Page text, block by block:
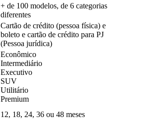
+ de 100 modelos, de 6 categorias
diferentes
Cartão de crédito (pessoa física) e
boleto e cartão de crédito para PJ
(Pessoa jurídica)
Econômico
Intermediário
Executivo
SUV
Utilitário
Premium
12, 18, 24, 36 ou 48 meses